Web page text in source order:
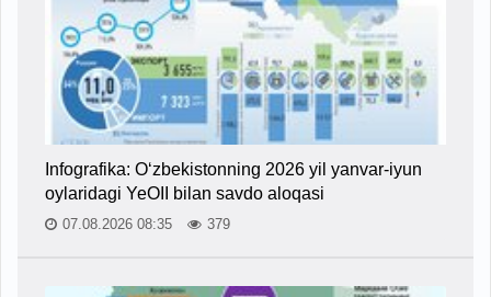
Infografika: O‘zbekistonning 2026 yil yanvar-iyun
oylaridagi YeOII bilan savdo aloqasi
07.08.2026 08:35 379